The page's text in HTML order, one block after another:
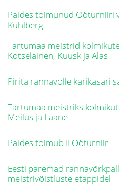
Paides toimunud Ööturniiri
Kuhlberg
Tartumaa meistrid
Kotselainen, Kuusk ja Alas
Pirita rannavolle karikasari
Tartumaa meistriks
Meilus ja Lääne
Paides toimub II Ööturniir
Eesti paremad
meistrivõistluste etappidel